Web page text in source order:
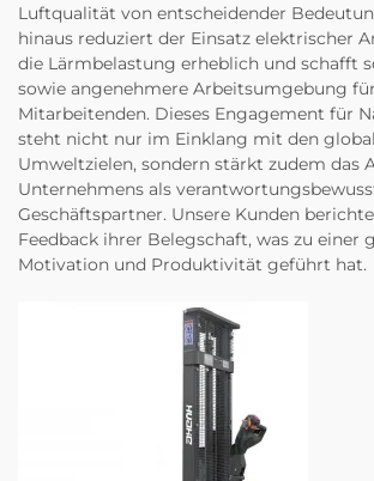
Luftqualität von entscheidender
hinaus reduziert der Einsatz elektrischer
die Lärmbelastung erheblich und schafft
sowie angenehmere Arbeitsumgebung
Mitarbeitenden. Dieses Engagement für
steht nicht nur im Einklang mit den
Umweltzielen, sondern stärkt zudem das
Unternehmens als
Geschäftspartner. Unsere Kunden
Feedback ihrer Belegschaft, was zu einer
Motivation und Produktivität geführt hat.